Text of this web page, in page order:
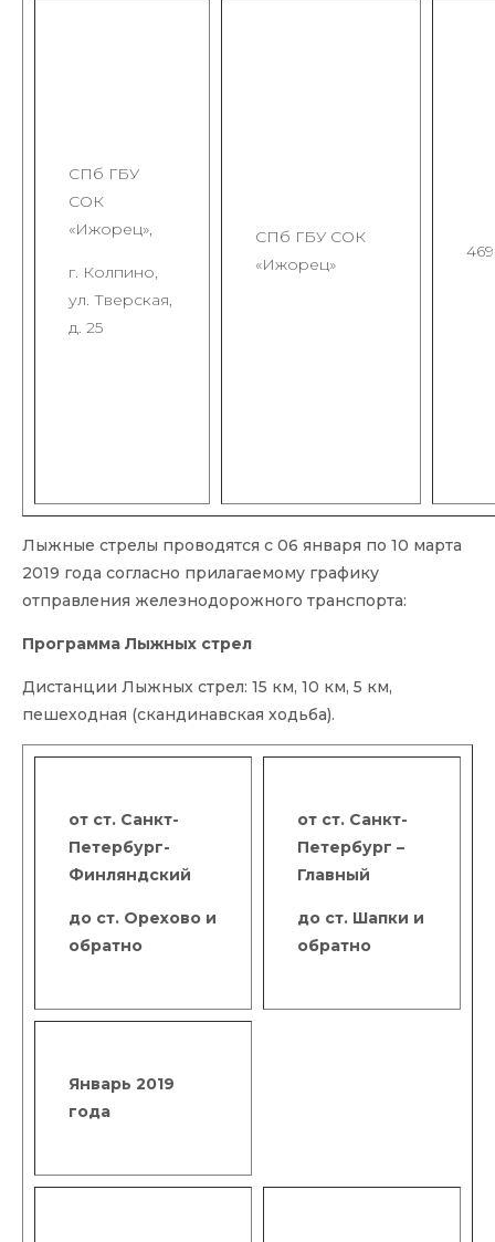
СПб ГБУ
СОК
«Ижорец»,
г. Колпино,
ул. Тверская,
д. 25
СПб ГБУ СОК
«Ижорец»
Лыжные стрелы проводятся с 06 января по 10 марта
2019 года согласно прилагаемому графику
отправления железнодорожного транспорта:
Программа Лыжных стрел
Дистанции Лыжных стрел: 15 км, 10 км, 5 км,
пешеходная (скандинавская ходьба).
от ст. Санкт-
Петербург-
Финляндский
до ст. Орехово и
обратно
от ст. Санкт-
Петербург –
Главный
до ст. Шапки и
обратно
Январь 2019
года